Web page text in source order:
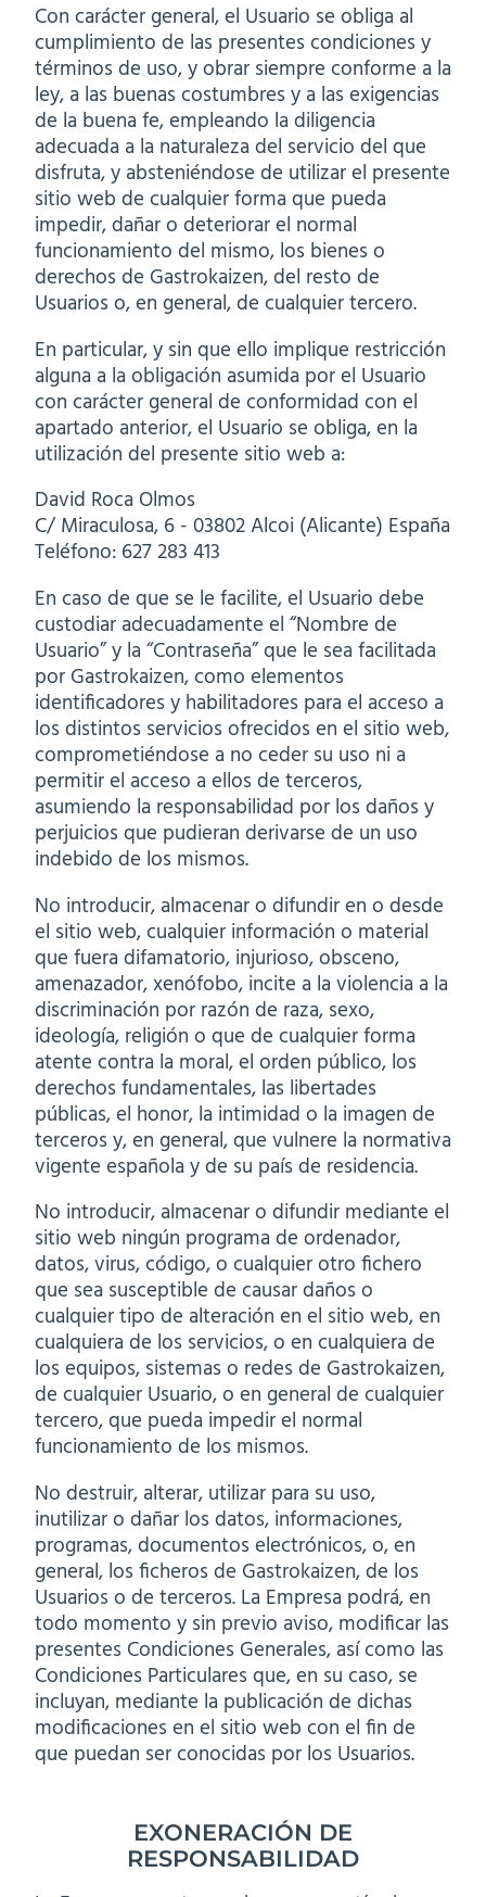
Con carácter general, el Usuario se obliga al
cumplimiento de las presentes condiciones y
términos de uso, y obrar siempre conforme a la
ley, a las buenas costumbres y a las exigencias
de la buena fe, empleando la diligencia
adecuada a la naturaleza del servicio del que
disfruta, y absteniéndose de utilizar el presente
sitio web de cualquier forma que pueda
impedir, dañar o deteriorar el normal
funcionamiento del mismo, los bienes o
derechos de Gastrokaizen, del resto de
Usuarios o, en general, de cualquier tercero.
En particular, y sin que ello implique restricción
alguna a la obligación asumida por el Usuario
con carácter general de conformidad con el
apartado anterior, el Usuario se obliga, en la
utilización del presente sitio web a:
David Roca Olmos
C/ Miraculosa, 6 - 03802 Alcoi (Alicante) España
Teléfono: 627 283 413
En caso de que se le facilite, el Usuario debe
custodiar adecuadamente el “Nombre de
Usuario” y la “Contraseña” que le sea facilitada
por Gastrokaizen, como elementos
identificadores y habilitadores para el acceso a
los distintos servicios ofrecidos en el sitio web,
comprometiéndose a no ceder su uso ni a
permitir el acceso a ellos de terceros,
asumiendo la responsabilidad por los daños y
perjuicios que pudieran derivarse de un uso
indebido de los mismos.
No introducir, almacenar o difundir en o desde
el sitio web, cualquier información o material
que fuera difamatorio, injurioso, obsceno,
amenazador, xenófobo, incite a la violencia a la
discriminación por razón de raza, sexo,
ideología, religión o que de cualquier forma
atente contra la moral, el orden público, los
derechos fundamentales, las libertades
públicas, el honor, la intimidad o la imagen de
terceros y, en general, que vulnere la normativa
vigente española y de su país de residencia.
No introducir, almacenar o difundir mediante el
sitio web ningún programa de ordenador,
datos, virus, código, o cualquier otro fichero
que sea susceptible de causar daños o
cualquier tipo de alteración en el sitio web, en
cualquiera de los servicios, o en cualquiera de
los equipos, sistemas o redes de Gastrokaizen,
de cualquier Usuario, o en general de cualquier
tercero, que pueda impedir el normal
funcionamiento de los mismos.
No destruir, alterar, utilizar para su uso,
inutilizar o dañar los datos, informaciones,
programas, documentos electrónicos, o, en
general, los ficheros de Gastrokaizen, de los
Usuarios o de terceros. La Empresa podrá, en
todo momento y sin previo aviso, modificar las
presentes Condiciones Generales, así como las
Condiciones Particulares que, en su caso, se
incluyan, mediante la publicación de dichas
modificaciones en el sitio web con el fin de
que puedan ser conocidas por los Usuarios.
EXONERACIÓN DE
RESPONSABILIDAD